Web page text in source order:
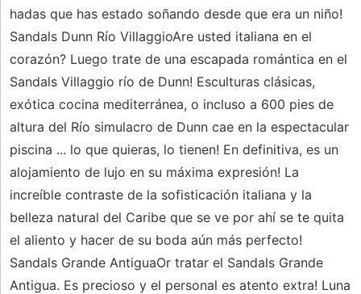
hadas que has estado soñando desde que era un niño!
Sandals Dunn Río VillaggioAre usted italiana en el
corazón? Luego trate de una escapada romántica en el
Sandals Villaggio río de Dunn! Esculturas clásicas,
exótica cocina mediterránea, o incluso a 600 pies de
altura del Río simulacro de Dunn cae en la espectacular
piscina ... lo que quieras, lo tienen! En definitiva, es un
alojamiento de lujo en su máxima expresión! La
increíble contraste de la sofisticación italiana y la
belleza natural del Caribe que se ve por ahí se te quita
el aliento y hacer de su boda aún más perfecto!
Sandals Grande AntiguaOr tratar el Sandals Grande
Antigua. Es precioso y el personal es atento extra! Luna